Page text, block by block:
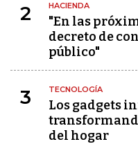
2 HACIENDA
"En las
decreto de
público"
3 TECNOLOGÍA
Los gadgets
del hogar